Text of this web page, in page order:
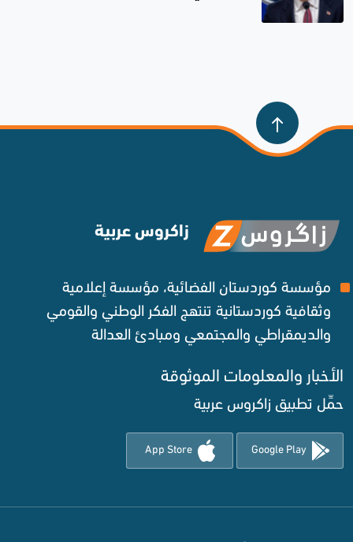
زاكروس عربية
مؤسسة كوردستان الفضائية، مؤسسة إعلامية
وثقافية كوردستانية تنتهج الفكر الوطني والقومي
والديمقراطي والمجتمعي ومبادئ العدالة ‌
الأخبار والمعلومات الموثوقة‌
حمِّل تطبيق زاكروس عربية
Google Play
App Store